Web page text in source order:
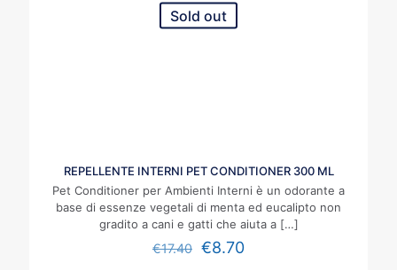
Sold out
REPELLENTE INTERNI PET CONDITIONER 300 ML
Pet Conditioner per Ambienti Interni è un odorante a
base di essenze vegetali di menta ed eucalipto non
gradito a cani e gatti che aiuta a[…]
€17.40 €8.70